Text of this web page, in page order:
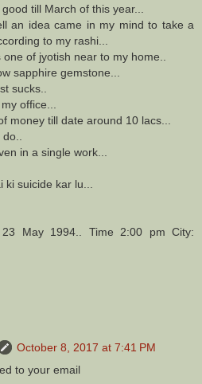
till March of this year...
an idea came in my mind to take a
to my rashi...
of jyotish near to my home..
sapphire gemstone...
sucks..
office...
money till date around 10 lacs...
in a single work...
suicide kar lu...
May 1994.. Time 2:00 pm City:
October 8, 2017 at 7:41 PM
to your email